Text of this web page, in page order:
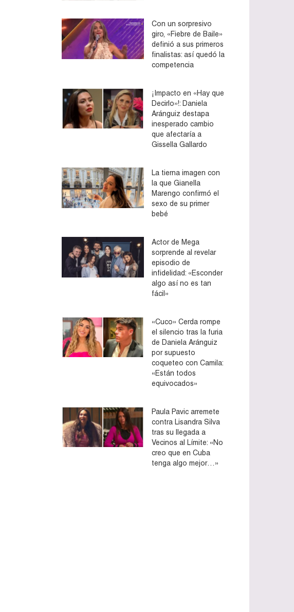
Con un sorpresivo
giro, «Fiebre de Baile»
definió a sus primeros
finalistas: así quedó la
competencia
¡Impacto en «Hay que
Decirlo»!: Daniela
Aránguiz destapa
inesperado cambio
que afectaría a
Gissella Gallardo
La tierna imagen con
la que Gianella
Marengo confirmó el
sexo de su primer
bebé
Actor de Mega
sorprende al revelar
episodio de
infidelidad: «Esconder
algo así no es tan
fácil»
«Cuco» Cerda rompe
el silencio tras la furia
de Daniela Aránguiz
por supuesto
coqueteo con Camila:
«Están todos
equivocados»
Paula Pavic arremete
contra Lisandra Silva
tras su llegada a
Vecinos al Límite: «No
creo que en Cuba
tenga algo mejor…»